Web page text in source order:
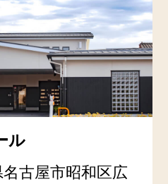
ル
古屋市昭和区広